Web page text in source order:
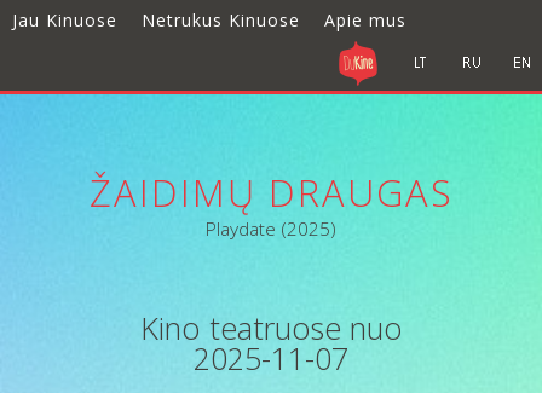
Jau Kinuose Netrukus Kinuose Apie mus
ŽAIDIMŲ DRAUGAS
Playdate (2025)
Kino teatruose nuo
2025-11-07